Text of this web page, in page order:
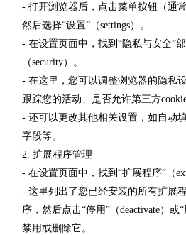
- 打开浏览器后，点击菜单按钮（通
然后选择“设置”（settings）。
- 在设置页面中，找到“隐私与安全”
（security）。
- 在这里，您可以调整浏览器的隐私
跟踪您的活动、是否允许第三方
- 还可以更改其他相关设置，如自动
字段等。
2. 扩展程序管理
- 在设置页面中，找到“扩展程序”（
- 这里列出了您已经安装的所有扩展
序，然后点击“停用”（deactivate）或
禁用或删除它。